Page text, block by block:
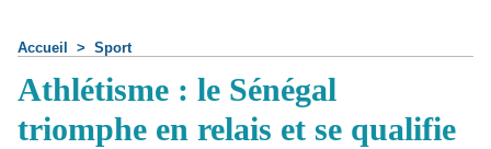
Accueil > Sport
Athlétisme : le Sénégal
triomphe en relais et se qualifie